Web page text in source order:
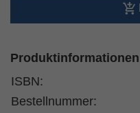
Produktinformationen
ISBN:
Bestellnummer: